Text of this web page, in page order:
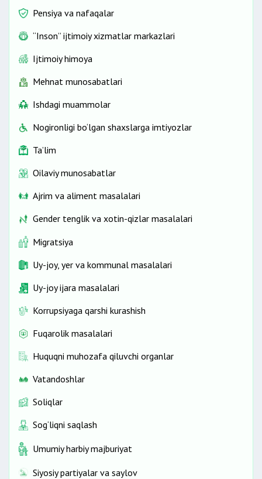
Pensiya va nafaqalar
“Inson” ijtimoiy xizmatlar markazlari
Ijtimoiy himoya
Mehnat munosabatlari
Ishdagi muammolar
Nogironligi bo‘lgan shaxslarga imtiyozlar
Ta’lim
Oilaviy munosabatlar
Ajrim va aliment masalalari
Gender tenglik va xotin-qizlar masalalari
Migratsiya
Uy-joy, yer va kommunal masalalari
Uy-joy ijara masalalari
Korrupsiyaga qarshi kurashish
Fuqarolik masalalari
Huquqni muhozafa qiluvchi organlar
Vatandoshlar
Soliqlar
Sog‘liqni saqlash
Umumiy harbiy majburiyat
Siyosiy partiyalar va saylov